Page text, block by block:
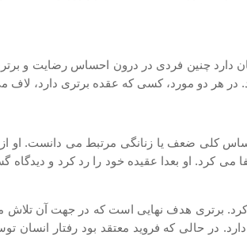
دارد چنین فردی در درون احساس رضایت و
هر دو مورد، کسی که عقده برتری دارد، لاف
کلی ضعف یا زنانگی مرتبط می دانست.
کرد. او بعدا عقیده خود را رد کرد و
برتری هدف نهایی است که در جهت آن تلاش می
در حالی که فروید معتقد بود رفتار